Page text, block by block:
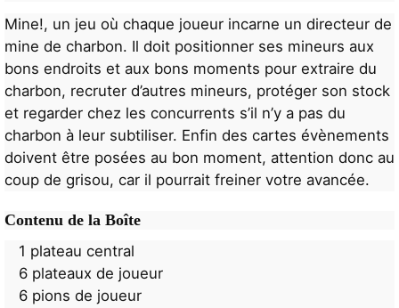
Mine!, un jeu où chaque joueur incarne un directeur de
mine de charbon. Il doit positionner ses mineurs aux
bons endroits et aux bons moments pour extraire du
charbon, recruter d’autres mineurs, protéger son stock
et regarder chez les concurrents s’il n’y a pas du
charbon à leur subtiliser. Enfin des cartes évènements
doivent être posées au bon moment, attention donc au
coup de grisou, car il pourrait freiner votre avancée.
Contenu de la Boîte
1 plateau central
6 plateaux de joueur
6 pions de joueur